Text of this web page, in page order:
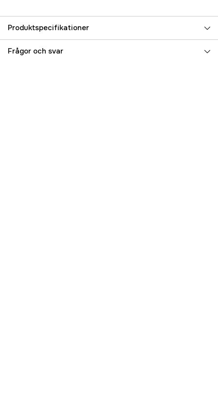
Produktspecifikationer
Referensnummer 5000072246
Frågor och svar